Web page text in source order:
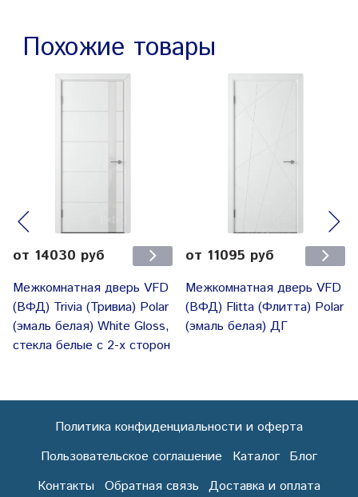
Похожие товары
от 14030 руб
Межкомнатная дверь VFD
(ВФД) Trivia (Тривиа) Polar
(эмаль белая) White Gloss,
стекла белые с 2-х сторон
от 11095 руб
Межкомнатная дверь VFD
(ВФД) Flitta (Флитта) Polar
(эмаль белая) ДГ
Политика конфиденциальности и оферта
Пользовательское соглашение
Каталог Блог
Контакты Обратная связь Доставка и оплата